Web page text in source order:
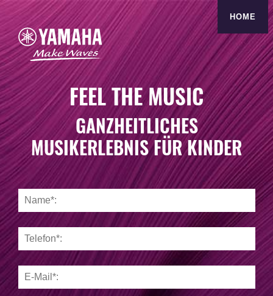
HOME
FEEL THE MUSIC
GANZHEITLICHES
MUSIKERLEBNIS FÜR KINDER
Anmeldeformular für New Primary 1 und Junior Music
Name
Telefon
E-
Mail